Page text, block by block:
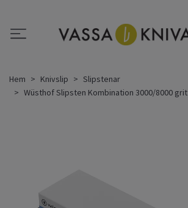
Hem Knivslip
Slipstenar
Wüsthof Slipsten Kombination 3000/8000 grit